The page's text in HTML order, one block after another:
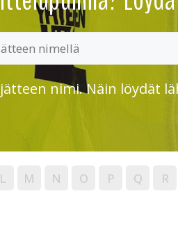
nimi. Näin löydät
L M N O P Q R